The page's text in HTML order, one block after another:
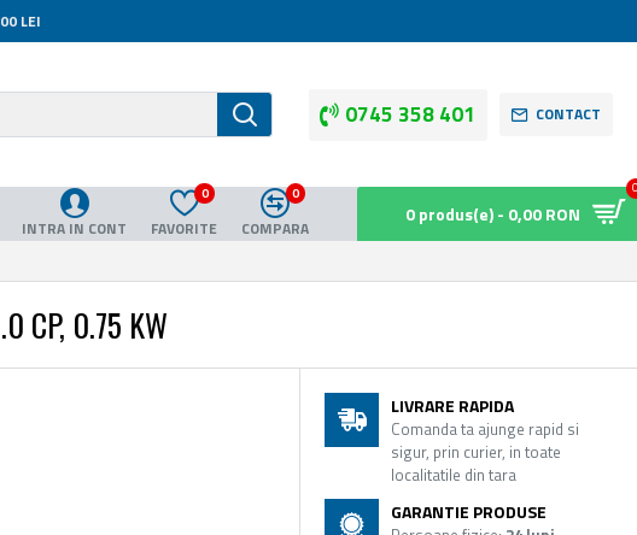
LEI
0745 358 401 CONTACT
INTRA IN CONT FAVORITE
0
COMPARA
0
0 produs(e) - 0,00 RON
CP, 0.75 KW
LIVRARE RAPIDA
Comanda ta ajunge rapid si
sigur, prin curier, in toate
localitatile din tara
GARANTIE PRODUSE